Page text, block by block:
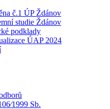
č.1 ÚP Ždánov
studie Ždánov
podklady
ÚAP 2024
Sb.